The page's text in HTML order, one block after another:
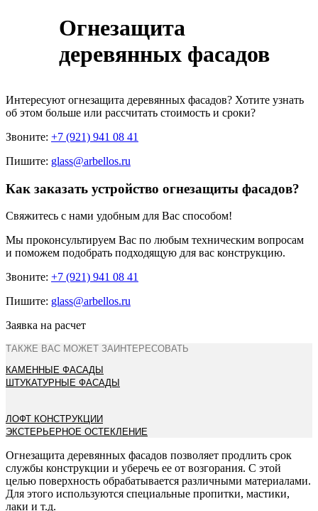
Огнезащита
деревянных фасадов
Интересуют огнезащита деревянных фасадов? Хотите узнать
об этом больше или рассчитать стоимость и сроки?
Звоните: +7 (921) 941 08 41
Пишите: glass@arbellos.ru
Как заказать устройство огнезащиты фасадов?
Свяжитесь с нами удобным для Вас способом!
Мы проконсультируем Вас по любым техническим вопросам
и поможем подобрать подходящую для вас конструкцию.
Звоните: +7 (921) 941 08 41
Пишите: glass@arbellos.ru
Заявка на расчет
ТАКЖЕ ВАС МОЖЕТ ЗАИНТЕРЕСОВАТЬ
КАМЕННЫЕ ФАСАДЫ
ШТУКАТУРНЫЕ ФАСАДЫ
ЛОФТ КОНСТРУКЦИИ
ЭКСТЕРЬЕРНОЕ ОСТЕКЛЕНИЕ
Огнезащита деревянных фасадов позволяет продлить срок
службы конструкции и уберечь ее от возгорания. С этой
целью поверхность обрабатывается различными материалами.
Для этого используются специальные пропитки, мастики,
лаки и т.д.